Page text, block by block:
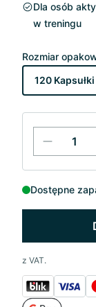
Dla osób
w treningu
Rozmiar
120 Kapsułki
Dostępne
z VAT.